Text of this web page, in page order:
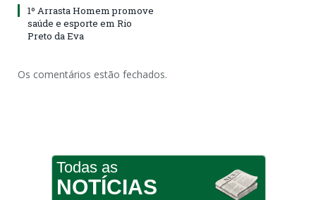
1º Arrasta Homem promove
saúde e esporte em Rio
Preto da Eva
Os comentários estão fechados.
Todas as
NOTÍCIAS